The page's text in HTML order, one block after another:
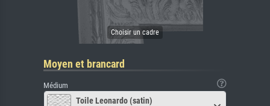
Moyen et brancard
Médium
Toile Leonardo (satin)